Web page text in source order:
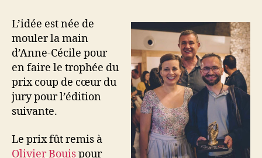
L’idée est née de
mouler la main
d’Anne-Cécile pour
en faire le trophée du
prix coup de cœur du
jury pour l’édition
suivante.
Le prix fût remis à
Olivier Bouispour